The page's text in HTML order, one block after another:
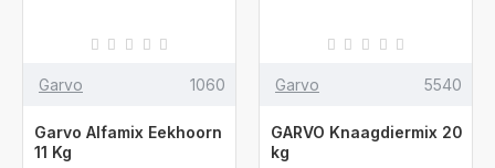
Garvo 1060
Garvo Alfamix Eekhoorn
11 Kg
Garvo 5540
GARVO Knaagdiermix 20
kg